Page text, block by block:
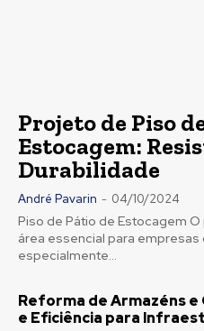
Projeto de Piso
Estocagem:
Durabilidade
André Pavarin - 04/10/2024
Piso de Pátio de Estocagem
área essencial para
especialmente...
Reforma de Armazéns
e Eficiência para